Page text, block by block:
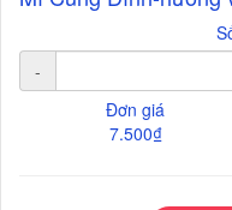
-
Đơn giá
7.500₫